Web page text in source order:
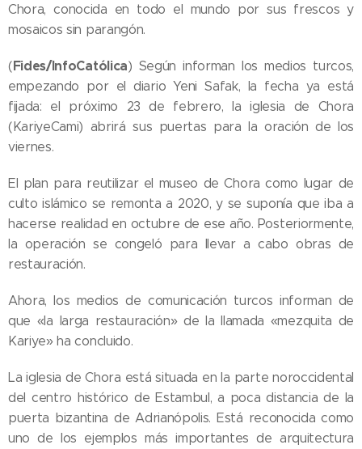
Chora, conocida en todo el mundo por sus frescos y
mosaicos sin parangón.
(Fides/InfoCatólica) Según informan los medios turcos,
empezando por el diario Yeni Safak, la fecha ya está
fijada: el próximo 23 de febrero, la iglesia de Chora
(KariyeCami) abrirá sus puertas para la oración de los
viernes.
El plan para reutilizar el museo de Chora como lugar de
culto islámico se remonta a 2020, y se suponía que iba a
hacerse realidad en octubre de ese año. Posteriormente,
la operación se congeló para llevar a cabo obras de
restauración.
Ahora, los medios de comunicación turcos informan de
que «la larga restauración» de la llamada «mezquita de
Kariye» ha concluido.
La iglesia de Chora está situada en la parte noroccidental
del centro histórico de Estambul, a poca distancia de la
puerta bizantina de Adrianópolis. Está reconocida como
uno de los ejemplos más importantes de arquitectura